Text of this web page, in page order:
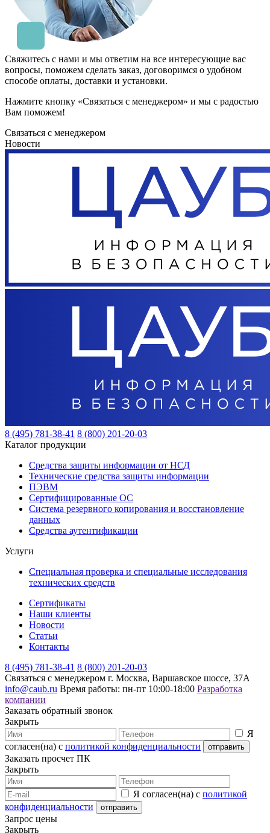
Свяжитесь с нами и мы ответим на все интересующие вас
вопросы, поможем сделать заказ, договоримся о удобном
способе оплаты, доставки и установки.
Нажмите кнопку «Связаться с менеджером» и мы с радостью
Вам поможем!
Связаться с менеджером
Новости
8 (495) 781-38-41 8 (800) 201-20-03
Каталог продукции
Средства защиты информации от НСД
Технические средства защиты информации
ПЭВМ
Сертифицированные ОС
Система резервного копирования и восстановление
данных
Средства аутентификации
Услуги
Специальная проверка и специальные исследования
технических средств
Сертификаты
Наши клиенты
Новости
Статьи
Контакты
8 (495) 781-38-41 8 (800) 201-20-03
Связаться с менеджером г. Москва, Варшавское шоссе, 37А
info@caub.ru Время работы: пн-пт 10:00-18:00 Разработка
компании
Заказать обратный звонок
Закрыть
Я
согласен(на) с политикой конфиденциальности
Заказать просчет ПК
Закрыть
Я согласен(на) с политикой
конфиденциальности
Запрос цены
Закрыть